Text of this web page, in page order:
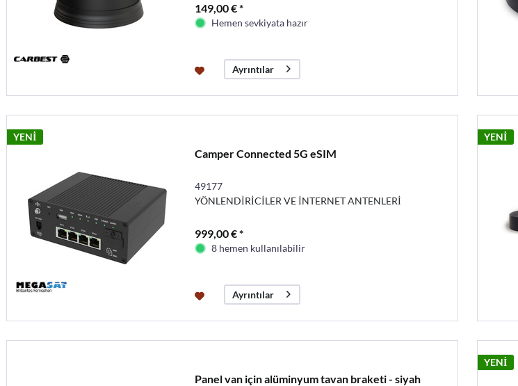
149,00 € *
Hemen sevkiyata hazır
Ayrıntılar
YENİ
Camper Connected 5G eSIM
49177
YÖNLENDİRİCİLER VE İNTERNET ANTENLERİ
999,00 € *
8 hemen kullanılabilir
Ayrıntılar
YENİ
Panel van için alüminyum tavan braketi - siyah
YENİ